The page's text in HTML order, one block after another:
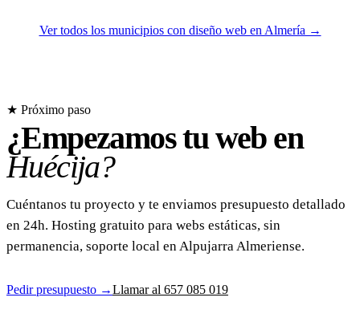
Ver todos los municipios con diseño web en Almería →
★ Próximo paso
¿Empezamos tu web en
Huécija?
Cuéntanos tu proyecto y te enviamos presupuesto detallado
en 24h. Hosting gratuito para webs estáticas, sin
permanencia, soporte local en Alpujarra Almeriense.
Pedir presupuesto →Llamar al 657 085 019